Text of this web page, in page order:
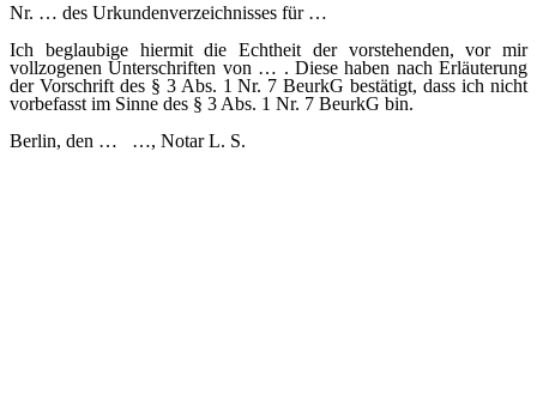
Nr. … des Urkundenverzeichnisses für …
Ich beglaubige hiermit die Echtheit der vorstehenden, vor mir
vollzogenen Unterschriften von … . Diese haben nach Erläuterung
der Vorschrift des § 3 Abs. 1 Nr. 7 BeurkG bestätigt, dass ich nicht
vorbefasst im Sinne des § 3 Abs. 1 Nr. 7 BeurkG bin.
Berlin, den … …, Notar L. S.